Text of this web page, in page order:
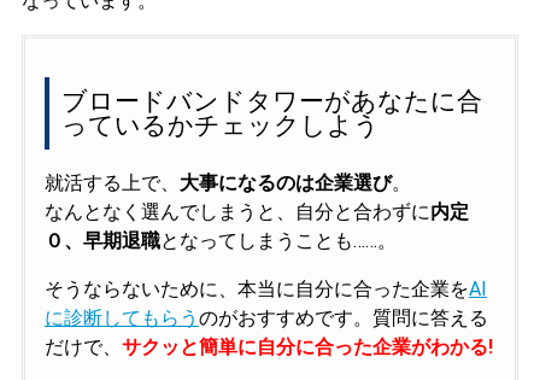
ブロードバンドタワーがあなたに合
っているかチェックしよう
就活する上で、 大事になるのは企業選び。
なんとなく選んでしまうと、自分と合わずに内定
０、早期退職となってしまうことも……。
そうならないために、本当に自分に合った企業をAI
に診断してもらう のがおすすめです。質問に答える
だけで、 サクッと簡単に自分に合った企業がわかる!